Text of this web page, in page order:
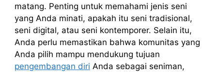
matang. Penting untuk memahami jenis seni
yang Anda minati, apakah itu seni tradisional,
seni digital, atau seni kontemporer. Selain itu,
Anda perlu memastikan bahwa komunitas yang
Anda pilih mampu mendukung tujuan
pengembangan diri Anda sebagai seniman,